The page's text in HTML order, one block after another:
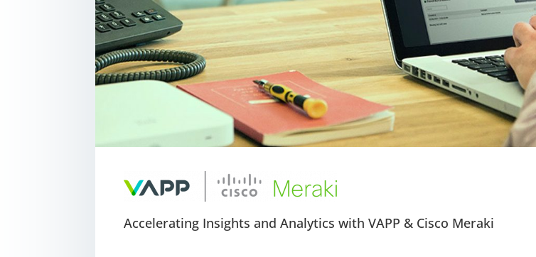
Accelerating Insights and Analytics with VAPP & Cisco Meraki